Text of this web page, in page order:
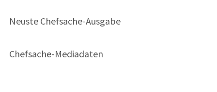
Neuste Chefsache-Ausgabe
Chefsache-Mediadaten